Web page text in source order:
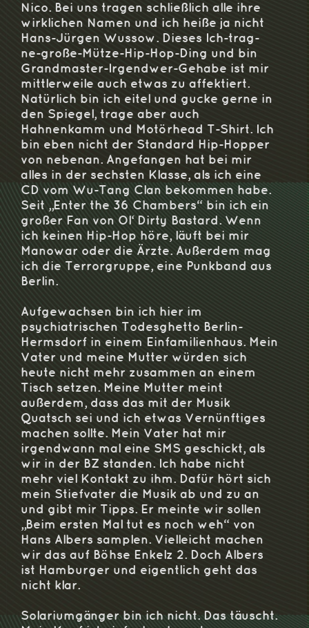
Nico. Bei uns tragen schließlich alle ihre
wirklichen Namen und ich heiße ja nicht
Hans-Jürgen Wussow. Dieses Ich-trag-
ne-große-Mütze-Hip-Hop-Ding und bin
Grandmaster-Irgendwer-Gehabe ist mir
mittlerweile auch etwas zu affektiert.
Natürlich bin ich eitel und gucke gerne in
den Spiegel, trage aber auch
Hahnenkamm und Motörhead T-Shirt. Ich
bin eben nicht der Standard Hip-Hopper
von nebenan. Angefangen hat bei mir
alles in der sechsten Klasse, als ich eine
CD vom Wu-Tang Clan bekommen habe.
Seit „Enter the 36 Chambers“ bin ich ein
großer Fan von Ol‘ Dirty Bastard. Wenn
ich keinen Hip-Hop höre, läuft bei mir
Manowar oder die Ärzte. Außerdem mag
ich die Terrorgruppe, eine Punkband aus
Berlin.
Aufgewachsen bin ich hier im
psychiatrischen Todesghetto Berlin-
Hermsdorf in einem Einfamilienhaus. Mein
Vater und meine Mutter würden sich
heute nicht mehr zusammen an einem
Tisch setzen. Meine Mutter meint
außerdem, dass das mit der Musik
Quatsch sei und ich etwas Vernünftiges
machen sollte. Mein Vater hat mir
irgendwann mal eine SMS geschickt, als
wir in der BZ standen. Ich habe nicht
mehr viel Kontakt zu ihm. Dafür hört sich
mein Stiefvater die Musik ab und zu an
und gibt mir Tipps. Er meinte wir sollen
„Beim ersten Mal tut es noch weh“ von
Hans Albers samplen. Vielleicht machen
wir das auf Böhse Enkelz 2. Doch Albers
ist Hamburger und eigentlich geht das
nicht klar.
Solariumgänger bin ich nicht. Das täuscht.